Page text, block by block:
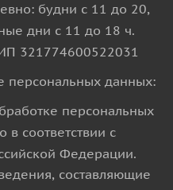
будни с 11 до 20,
дни с 11 до 18 ч.
321774600522031
персональных данных:
персональных
в соответствии с
Федерации.
составляющие